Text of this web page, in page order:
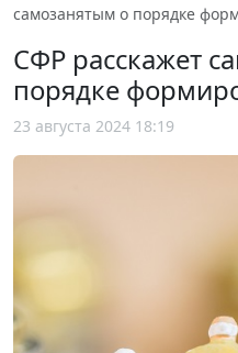
самозанятым о порядке
СФР расскажет
порядке
23 августа 2024 18:19